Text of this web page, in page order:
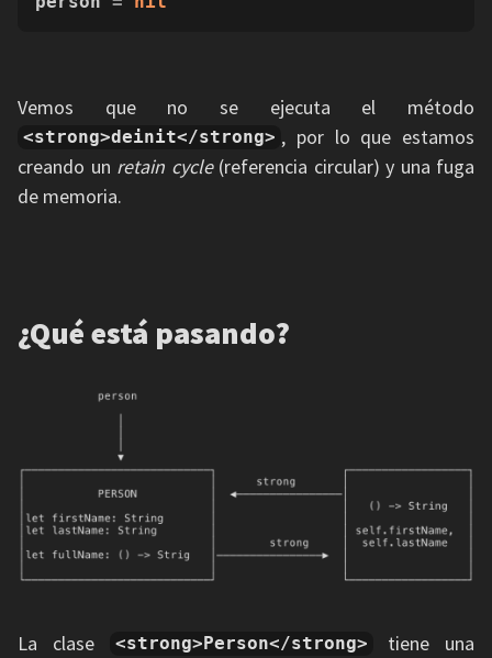
Vemos que no se ejecuta el método
<strong>deinit</strong> , por lo que estamos
creando un retain cycle(referencia circular) y una fuga
de memoria.
¿Qué está pasando?
La clase <strong>Person</strong>
tiene una